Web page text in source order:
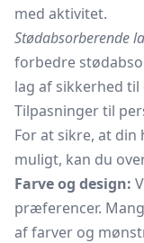
med aktivitet.
Stødabsorberende
forbedre
lag af sikkerhed til
Tilpasninger til
For at sikre, at din
muligt, kan du
Farve og design:
præferencer.
af farver og